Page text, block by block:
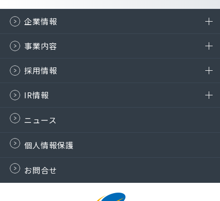
企業情報
事業内容
採用情報
IR情報
ニュース
個人情報保護
お問合せ